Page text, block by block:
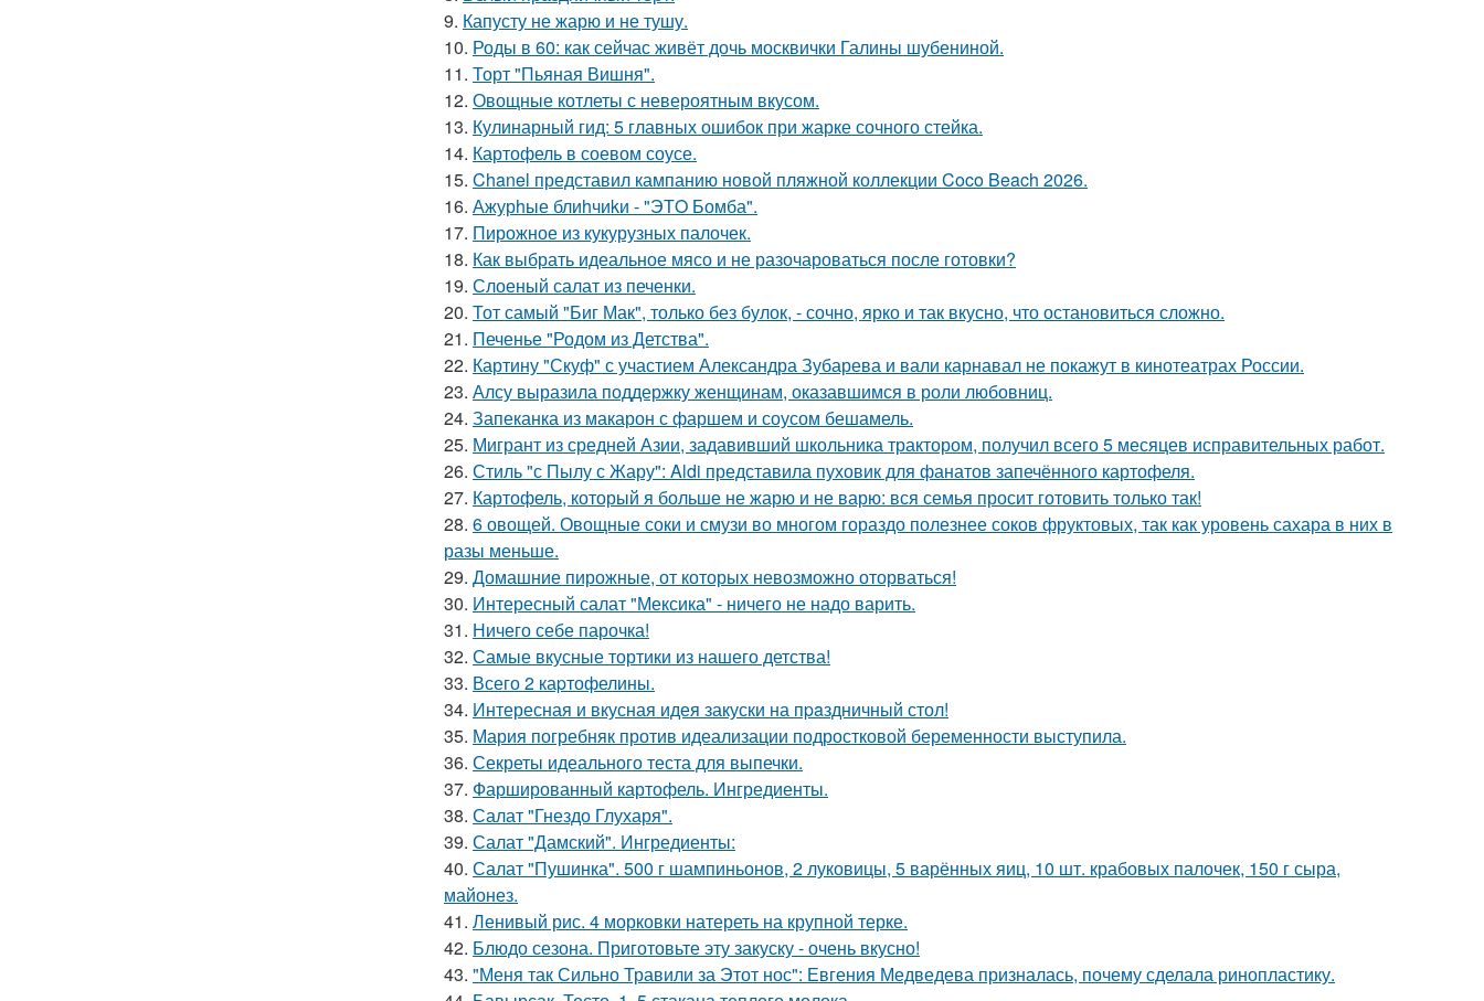
9. Капусту не жарю и не тушу.
10. Роды в 60: как сейчас живёт дочь москвички Галины шубениной.
11. Торт "Пьяная Вишня".
12. Овощные котлеты с невероятным вкусом.
13. Кулинарный гид: 5 главных ошибок при жарке сочного стейка.
14. Картофель в соевом соусе.
15. Chanel представил кампанию новой пляжной коллекции Coco Beach 2026.
16. Ажурhые блиhчиkи - "ЭТO Бомба".
17. Пирожное из кукурузных палочек.
18. Как выбрать идеальное мясо и не разочароваться после готовки?
19. Слоеный салат из печенки.
20. Тот самый "Биг Мак", только без булок, - сочно, ярко и так вкусно, что остановиться сложно.
21. Печенье "Родом из Детства".
22. Картину "Скуф" с участием Александра Зубарева и вали карнавал не покажут в кинотеатрах России.
23. Алсу выразила поддержку женщинам, оказавшимся в роли любовниц.
24. Запеканка из макарон с фаршем и соусом бешамель.
25. Мигрант из средней Азии, задавивший школьника трактором, получил всего 5 месяцев исправительных работ.
26. Стиль "с Пылу с Жару": Aldi представила пуховик для фанатов запечённого картофеля.
27. Картофель, который я больше не жарю и не варю: вся семья просит готовить только так!
28. 6 овощей. Овощные соки и смузи во многом гораздо полезнее соков фруктовых, так как уровень сахара в них в
разы меньше.
29. Домашние пирожные, от которых невозможно оторваться!
30. Интересный салат "Мексика" - ничего не надо варить.
31. Ничего себе парочка!
32. Самые вкусные тортики из нашего детства!
33. Всего 2 каpтофелины.
34. Интересная и вкусная идея закуски на пpaздничный стол!
35. Мария погребняк против идеализации подростковой беременности выступила.
36. Секреты идеального теста для выпечки.
37. Фаршированный картофель. Ингредиенты.
38. Салат "Гнездо Глухаря".
39. Салат "Дамский". Ингредиенты:
40. Салат "Пушинка". 500 г шампиньонов, 2 луковицы, 5 варённых яиц, 10 шт. крабовых палочек, 150 г сыра,
майонез.
41. Ленивый рис. 4 морковки натереть на крупной терке.
42. Блюдо сезона. Приготовьте эту закуску - очень вкусно!
43. "Меня так Сильно Травили за Этот нос": Евгения Медведева призналась, почему сделала ринопластику.